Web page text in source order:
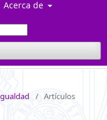
Acerca de
/ Artículos